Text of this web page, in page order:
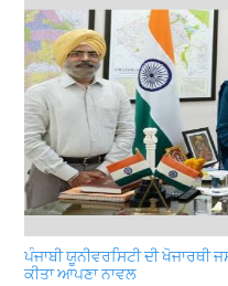
ਪੰਜਾਬੀ ਯੂਨੀਵਰਸਿਟੀ ਦੀ ਖੋਜਾਰਥੀ
ਕੀਤਾ ਆਪਣਾ ਨਾਵਲ